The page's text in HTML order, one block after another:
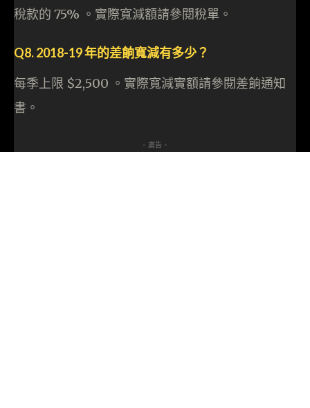
稅款的 75% 。實際寬減額請參閱稅單。
Q8. 2018-19 年的差餉寬減有多少？
每季上限 $2,500 。實際寬減實額請參閱差餉通知
書。
- 廣告 -